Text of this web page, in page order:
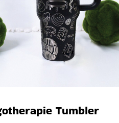
Tumbler